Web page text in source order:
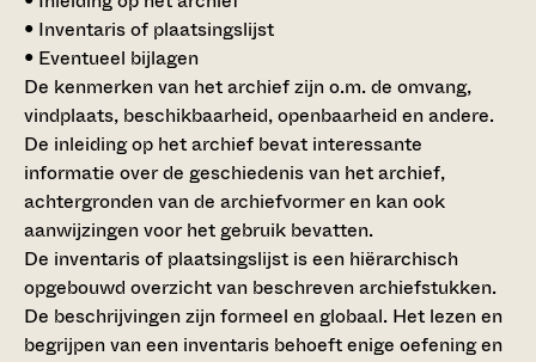
• Inventaris of plaatsingslijst
• Eventueel bijlagen
De kenmerken van het archief zijn o.m. de omvang,
vindplaats, beschikbaarheid, openbaarheid en andere.
De inleiding op het archief bevat interessante
informatie over de geschiedenis van het archief,
achtergronden van de archiefvormer en kan ook
aanwijzingen voor het gebruik bevatten.
De inventaris of plaatsingslijst is een hiërarchisch
opgebouwd overzicht van beschreven archiefstukken.
De beschrijvingen zijn formeel en globaal. Het lezen en
begrijpen van een inventaris behoeft enige oefening en